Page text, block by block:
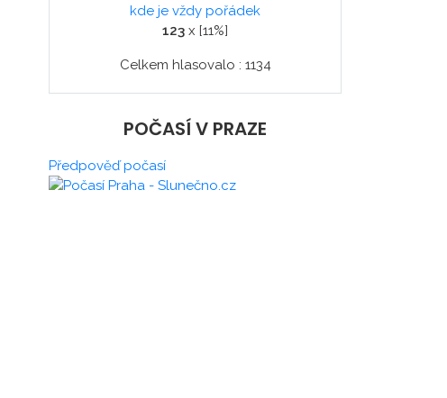
kde je vždy pořádek
123 x [11%]
Celkem hlasovalo : 1134
POČASÍ V PRAZE
Předpověď počasí